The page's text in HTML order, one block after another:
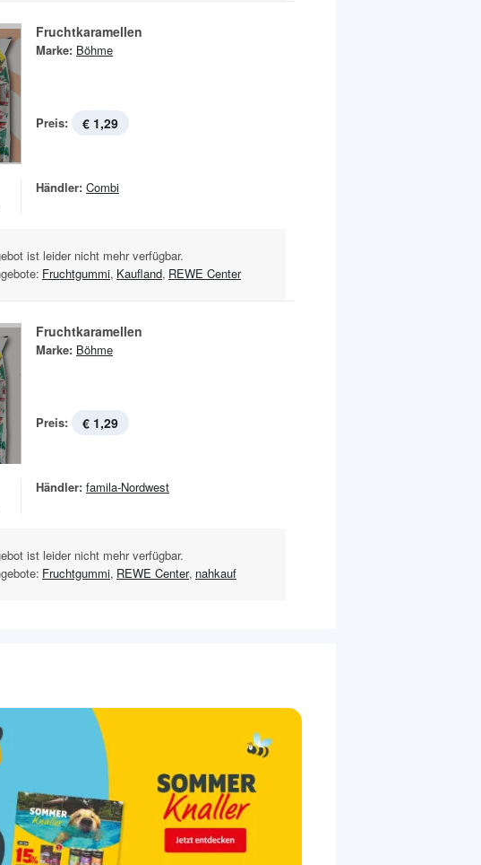
Fruchtkaramellen
Marke: Böhme
Preis: € 1,29
Händler: Combi
ist leider nicht mehr verfügbar.
Fruchtgummi, Kaufland, REWE Center
Fruchtkaramellen
Marke: Böhme
Preis: € 1,29
Händler: famila-Nordwest
ist leider nicht mehr verfügbar.
Fruchtgummi, REWE Center, nahkauf